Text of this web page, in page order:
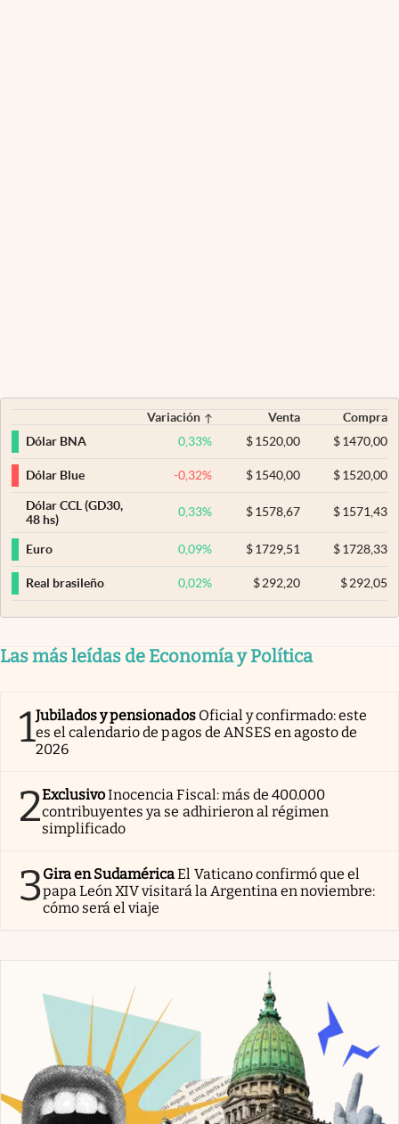
Variación Venta
Compra
Dólar BNA
0,33% $ 1520,00 $1470,00
Dólar Blue -0,32% $ 1540,00 $1520,00
Dólar CCL (GD30,
48 hs)
0,33% $ 1578,67 $1571,43
Euro 0,09% $ 1729,51 $1728,33
Real brasileño 0,02% $ 292,20 $292,05
Las más leídas de Economía y Política
1Jubilados y pensionados Oficial y confirmado: este
es el calendario de pagos de ANSES en agosto de
2026
2ExclusivoInocencia Fiscal: más de 400.000
contribuyentes ya se adhirieron al régimen
simplificado
3Gira en SudaméricaEl Vaticano confirmó que el
papa León XIV visitará la Argentina en noviembre:
cómo será el viaje